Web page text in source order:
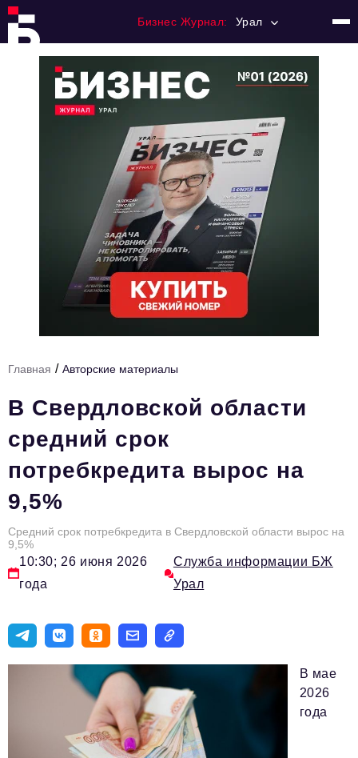
Бизнес Журнал: Урал
Тема номера
Инфраструктура развития
Технологии и тренды
Ниши и рынки
Цитаты
Туризм
Новости
Импортозамещение
ИННОПРОМ
Топ-100 влиятельных людей Свердловской области
ТОП-100 влиятельных людей — 2025
Телефон редакции:+7 495 727-01-67
Главная / Авторские материалы
В Свердловской области
средний срок
потребкредита вырос на
9,5%
Средний срок потребкредита в Свердловской области вырос на
9,5%
10:30; 26 июня 2026
года
Служба информации БЖ
Урал
В мае
2026
года